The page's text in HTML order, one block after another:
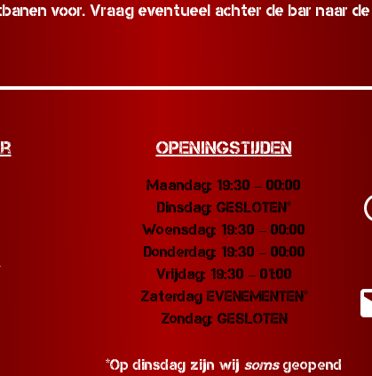
voor. Vraag eventueel achter de bar naar
Openingstijden
Maandag: 19:30 – 00:00
Dinsdag: GESLOTEN*
Woensdag: 19:30 – 00:00
Donderdag: 19:30 – 00:00
Vrijdag: 19:30 – 01:00
Zaterdag EVENEMENTEN*
Zondag: GESLOTEN
*Op dinsdag zijn wij somsgeopend